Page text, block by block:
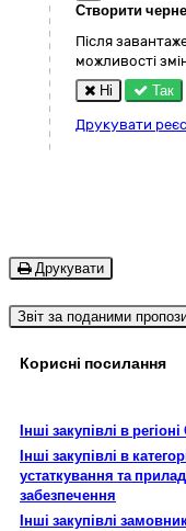
Створити
Після
можливості
Ні
Так
Друкувати
Друкувати
Звіт за поданими
Корисні посилання
Інші закупівлі в
Інші закупівлі в
устаткування та
забезпечення
Інші закупівлі